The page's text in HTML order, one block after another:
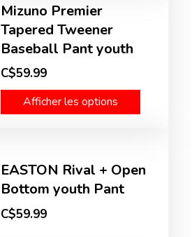
Mizuno Premier
Tapered Tweener
Baseball Pant youth
C$59.99
Afficher les options
EASTON Rival + Open
Bottom youth Pant
C$59.99